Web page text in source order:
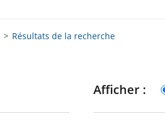
Résultats de la recherche
Afficher :